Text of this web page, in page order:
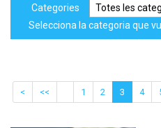
Categories
Selecciona la categoria que
< << 1 2 3 4